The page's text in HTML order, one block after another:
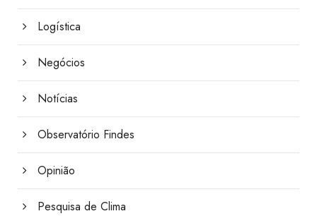
Logística
Negócios
Notícias
Observatório Findes
Opinião
Pesquisa de Clima